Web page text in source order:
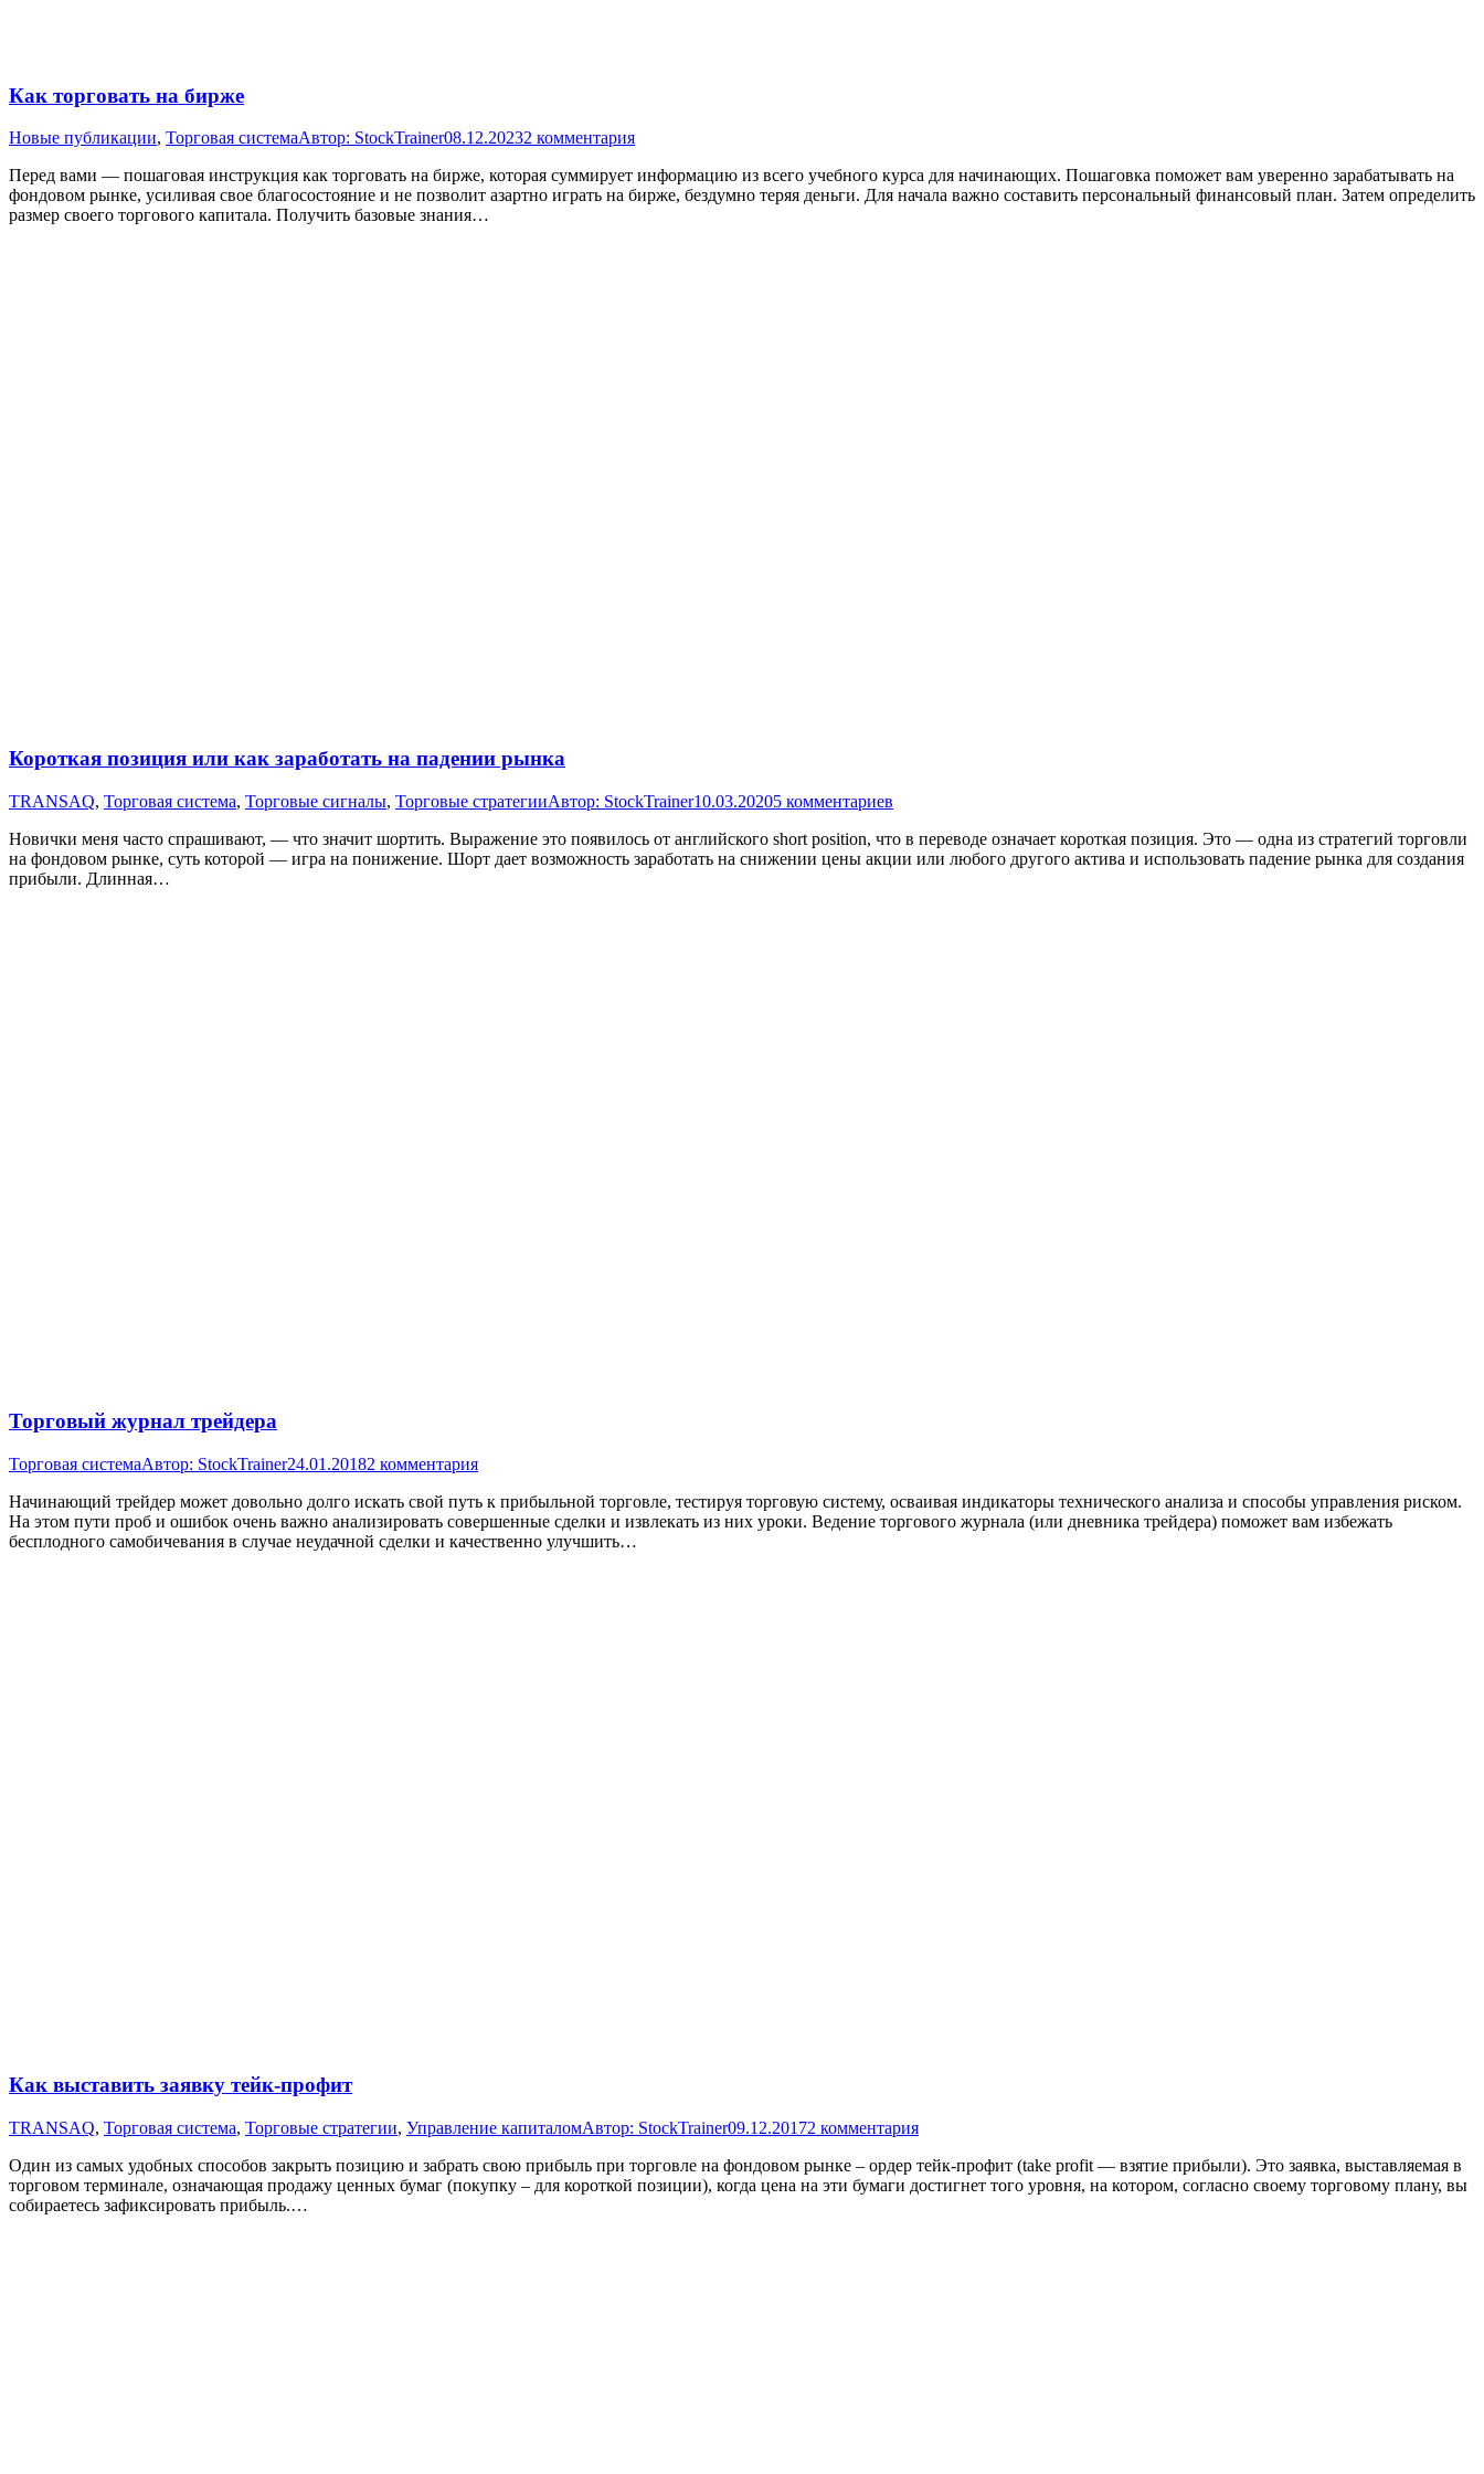
Как торговать на бирже
Новые публикации, Торговая системаАвтор: StockTrainer08.12.20232 комментария
Перед вами — пошаговая инструкция как торговать на бирже, которая суммирует информацию из всего учебного курса для начинающих. Пошаговка поможет вам уверенно зарабатывать на
фондовом рынке, усиливая свое благосостояние и не позволит азартно играть на бирже, бездумно теряя деньги. Для начала важно составить персональный финансовый план. Затем определить
размер своего торгового капитала. Получить базовые знания…
Короткая позиция или как заработать на падении рынка
TRANSAQ, Торговая система, Торговые сигналы, Торговые стратегииАвтор: StockTrainer10.03.20205 комментариев
Новички меня часто спрашивают, — что значит шортить. Выражение это появилось от английского short position, что в переводе означает короткая позиция. Это — одна из стратегий торговли
на фондовом рынке, суть которой — игра на понижение. Шорт дает возможность заработать на снижении цены акции или любого другого актива и использовать падение рынка для создания
прибыли. Длинная…
Торговый журнал трейдера
Торговая системаАвтор: StockTrainer24.01.20182 комментария
Начинающий трейдер может довольно долго искать свой путь к прибыльной торговле, тестируя торговую систему, осваивая индикаторы технического анализа и способы управления риском.
На этом пути проб и ошибок очень важно анализировать совершенные сделки и извлекать из них уроки. Ведение торгового журнала (или дневника трейдера) поможет вам избежать
бесплодного самобичевания в случае неудачной сделки и качественно улучшить…
Как выставить заявку тейк-профит
TRANSAQ, Торговая система, Торговые стратегии, Управление капиталомАвтор: StockTrainer09.12.20172 комментария
Один из самых удобных способов закрыть позицию и забрать свою прибыль при торговле на фондовом рынке – ордер тейк-профит (take profit — взятие прибыли). Это заявка, выставляемая в
торговом терминале, означающая продажу ценных бумаг (покупку – для короткой позиции), когда цена на эти бумаги достигнет того уровня, на котором, согласно своему торговому плану, вы
собираетесь зафиксировать прибыль.…